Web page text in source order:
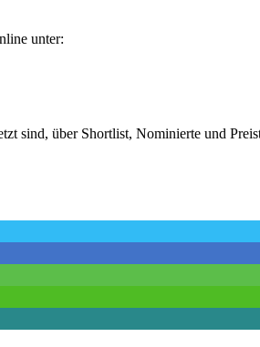
unter:
sind, über Shortlist, Nominierte und